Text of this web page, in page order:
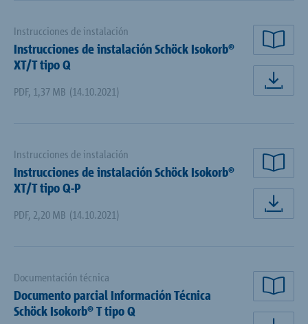
Instrucciones de instalación
Instrucciones de instalación Schöck Isokorb®
XT/T tipo Q
PDF, 1,37 MB (14.10.2021)
Instrucciones de instalación
Instrucciones de instalación Schöck Isokorb®
XT/T tipo Q-P
PDF, 2,20 MB (14.10.2021)
Documentación técnica
Documento parcial Información Técnica
Schöck Isokorb® T tipo Q